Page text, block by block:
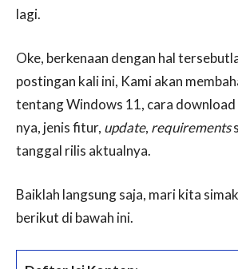
lagi.
Oke, berkenaan dengan hal
postingan kali ini, Kami akan
tentang Windows 11, cara download
nya, jenis fitur, update, requirements
tanggal rilis aktualnya.
Baiklah langsung saja, mari kita
berikut di bawah ini.